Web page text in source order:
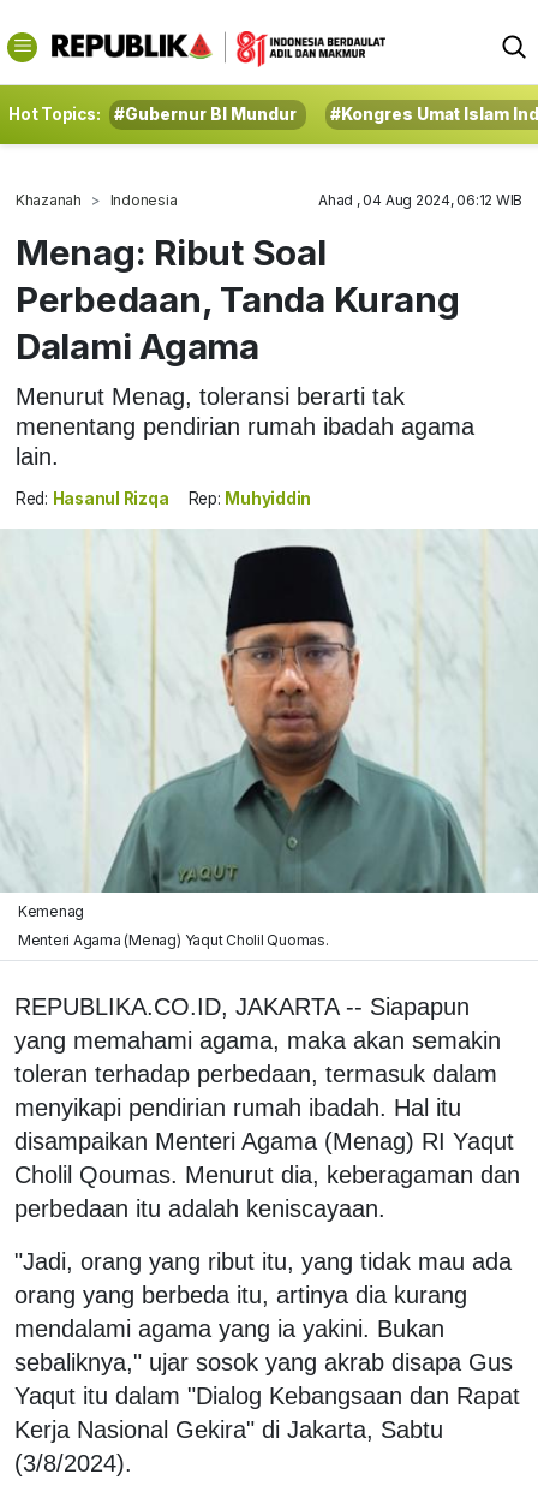
Hot Topics: #Gubernur BI Mundur #Kongres Umat Islam
Khazanah Indonesia Ahad , 04 Aug 2024, 06:12 WIB
Menag: Ribut Soal
Perbedaan, Tanda Kurang
Dalami Agama
Menurut Menag, toleransi berarti tak
menentang pendirian rumah ibadah agama
lain.
Red: Hasanul Rizqa Rep: Muhyiddin
Kemenag
Menteri Agama (Menag) Yaqut Cholil Quomas.
REPUBLIKA.CO.ID, JAKARTA -- Siapapun
yang memahami agama, maka akan semakin
toleran terhadap perbedaan, termasuk dalam
menyikapi pendirian rumah ibadah. Hal itu
disampaikan Menteri Agama (Menag) RI Yaqut
Cholil Qoumas. Menurut dia, keberagaman dan
perbedaan itu adalah keniscayaan.
"Jadi, orang yang ribut itu, yang tidak mau ada
orang yang berbeda itu, artinya dia kurang
mendalami agama yang ia yakini. Bukan
sebaliknya," ujar sosok yang akrab disapa Gus
Yaqut itu dalam "Dialog Kebangsaan dan Rapat
Kerja Nasional Gekira" di Jakarta, Sabtu
(3/8/2024).